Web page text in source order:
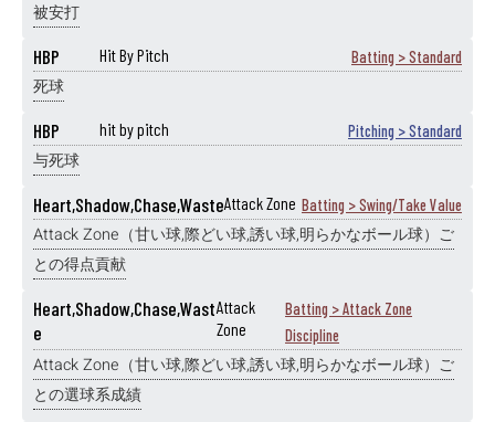
被安打
HBP Hit By Pitch Batting > Standard
死球
HBP hit by pitch Pitching > Standard
与死球
Heart,Shadow,Chase,WasteAttack Zone Batting > Swing/Take Value
Attack Zone（甘い球,際どい球,誘い球,明らかなボール球）ご
との得点貢献
Heart,Shadow,Chase,Wast
e
Attack
Zone
Batting > Attack Zone
Discipline
Attack Zone（甘い球,際どい球,誘い球,明らかなボール球）ご
との選球系成績